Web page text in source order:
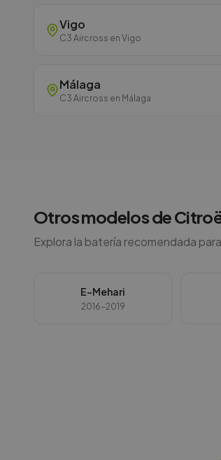
Vigo
C3 Aircross en Vigo
Málaga
C3 Aircross en Málaga
Otros modelos de
Explora la batería recomendada
E-Mehari
2016-2019